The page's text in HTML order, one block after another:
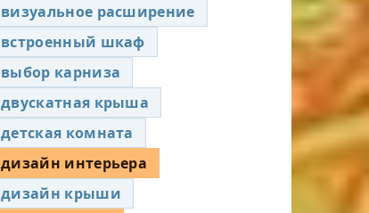
визуальное расширение
встроенный шкаф
выбор карниза
двускатная крыша
детская комната
дизайн интерьера
дизайн крыши